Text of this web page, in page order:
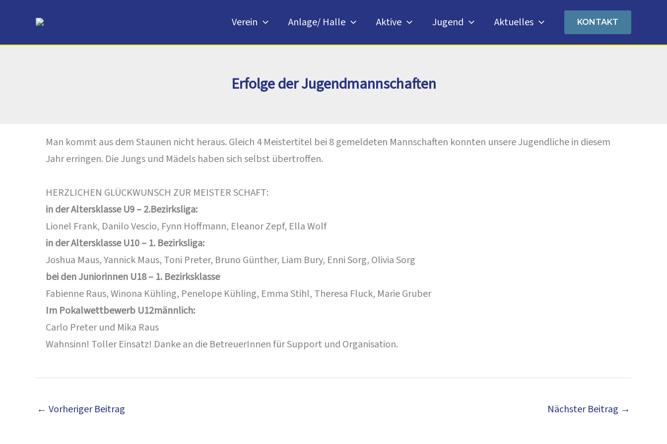
springen
Verein Anlage/ Halle Aktive Jugend Aktuelles KONTAKT
Erfolge der Jugendmannschaften
Man kommt aus dem Staunen nicht heraus. Gleich 4 Meistertitel bei 8 gemeldeten Mannschaften konnten unsere Jugendliche in diesem
Jahr erringen. Die Jungs und Mädels haben sich selbst übertroffen.
HERZLICHEN GLÜCKWUNSCH ZUR MEISTER SCHAFT:
in der Altersklasse U9 – 2.Bezirksliga:
Lionel Frank, Danilo Vescio, Fynn Hoffmann, Eleanor Zepf, Ella Wolf
in der Altersklasse U10 – 1. Bezirksliga:
Joshua Maus, Yannick Maus, Toni Preter, Bruno Günther, Liam Bury, Enni Sorg, Olivia Sorg
bei den Juniorinnen U18 – 1. Bezirksklasse
Fabienne Raus, Winona Kühling, Penelope Kühling, Emma Stihl, Theresa Fluck, Marie Gruber
Im Pokalwettbewerb U12männlich:
Carlo Preter und Mika Raus
Wahnsinn! Toller Einsatz! Danke an die BetreuerInnen für Support und Organisation.
← Vorheriger Beitrag Nächster Beitrag →